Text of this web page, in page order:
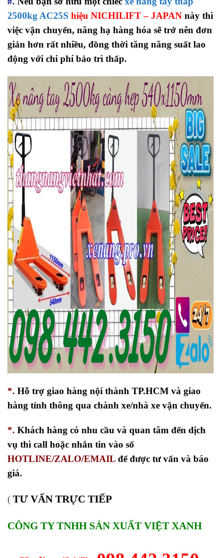
2500kg AC25S hiệu NICHILIFT – JAPAN này thì
việc vận chuyển, nâng hạ hàng hóa sẽ trở nên đơn
giản hơn rất nhiều, đồng thời tăng năng suất lao
động với chi phí bảo trì thấp.
*. Hỗ trợ giao hàng nội thành TP.HCM và giao
hàng tỉnh thông qua chành xe/nhà xe vận chuyển.
*. Khách hàng có nhu cầu và quan tâm đến dịch
vụ thì call hoặc nhắn tin vào số
HOTLINE/ZALO/EMAIL để được tư vấn và báo
giá.
( TƯ VẤN TRỰC TIẾP
CÔNG TY TNHH SẢN XUẤT VIỆT XANH